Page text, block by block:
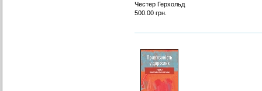
Честер Герхольд
500.00 грн.